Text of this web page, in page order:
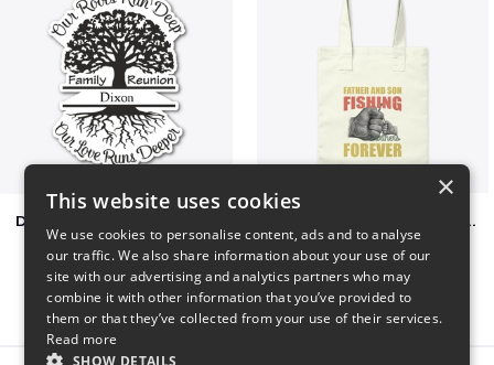
Dixon Family Reunion 2023
$5
Father & Son Fishing Partners Forever
$30
×
This website uses cookies
We use cookies to personalise content, ads and to analyse
our traffic. We also share information about your use of our
site with our advertising and analytics partners who may
combine it with other information that you’ve provided to
them or that they’ve collected from your use of their services.
Read more
SHOW DETAILS